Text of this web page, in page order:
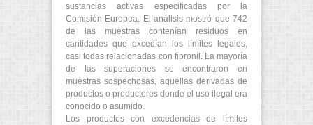
sustancias activas especificadas por la
Comisión Europea. El análisis mostró que 742
de las muestras contenían residuos en
cantidades que excedían los límites legales,
casi todas relacionadas con fipronil. La mayoría
de las superaciones se encontraron en
muestras sospechosas, aquellas derivadas de
productos o productores donde el uso ilegal era
conocido o asumido.
Los productos con excedencias de límites